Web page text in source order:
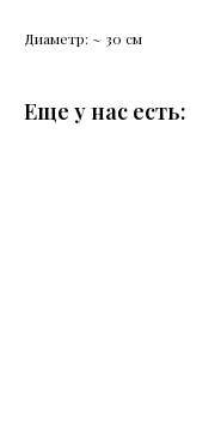
Диаметр: ~ 30 см
Еще у нас есть: